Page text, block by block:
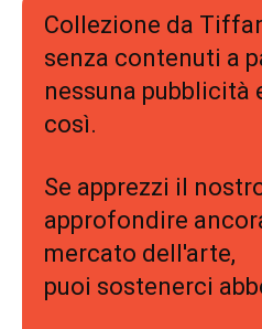
Collezione da
senza contenuti a
nessuna pubblicità
così.
Se apprezzi il
approfondire
mercato dell'arte,
puoi sostenerci